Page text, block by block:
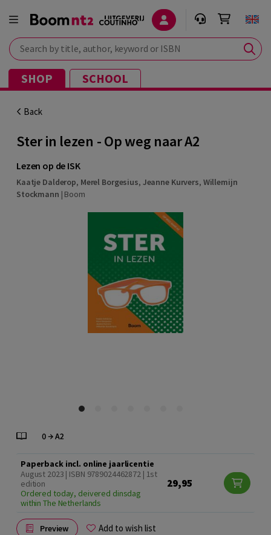
Search by title, author, keyword or ISBN
SHOP SCHOOL
Back
Ster in lezen - Op weg naar A2
Lezen op de ISK
Kaatje Dalderop, Merel Borgesius, Jeanne Kurvers, Willemijn
Stockmann | Boom
Paperback incl. online jaarlicentie
August 2023 | ISBN 9789024462872 | 1st
edition
Ordered today, deivered dinsdag
within The Netherlands
29,95
Preview Add to wish list